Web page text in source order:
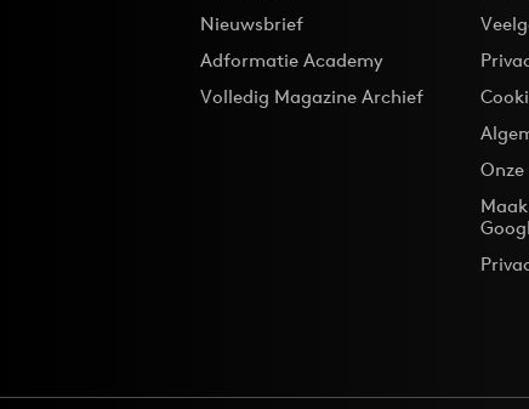
Nieuwsbrief
Adformatie Academy
Volledig Magazine Archief